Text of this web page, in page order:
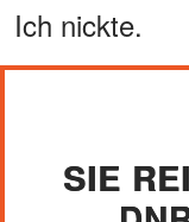
Ich nickte.
SIE